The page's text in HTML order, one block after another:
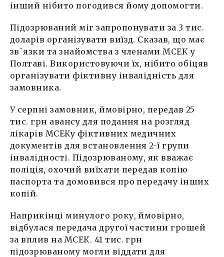
інший нібито погодився йому допомогти.
Підозрюваний міг запропонувати за 3 тис.
доларів організувати виїзд. Сказав, що має
зв`язки та знайомства з членами МСЕК у
Полтаві. Використовуючи їх, нібито обіцяв
організувати фіктивну інвалідність для
замовника.
У серпні замовник, ймовірно, передав 25
тис. грн авансу для подання на розгляд
лікарів МСЕКу фіктивних медичних
документів для встановлення 2-ї групи
інвалідності. Підозрюваному, як вважає
поліція, охочий виїхати передав копію
паспорта та домовився про передачу інших
копій.
Наприкінці минулого року, ймовірно,
відбулася передача другої частини грошей
за вплив на МСЕК. 41 тис. грн
підозрюваному могли віддати для